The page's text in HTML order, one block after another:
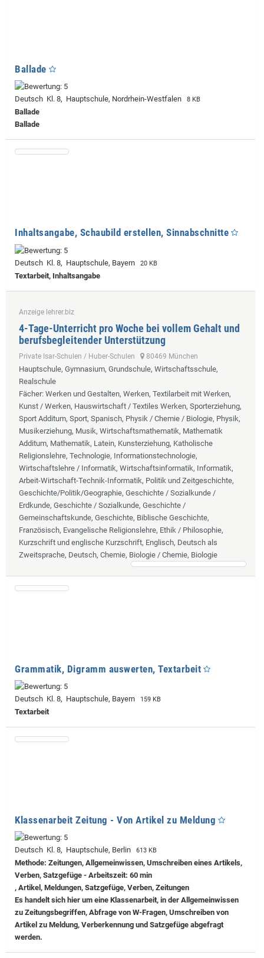
Ballade
Deutsch Kl. 8, Hauptschule, Nordrhein-Westfalen 8 KB
Ballade
Ballade
Inhaltsangabe, Schaubild erstellen, Sinnabschnitte
Deutsch Kl. 8, Hauptschule, Bayern 20 KB
Textarbeit, Inhaltsangabe
Anzeige lehrer.biz
4-Tage-Unterricht pro Woche bei vollem Gehalt und
berufsbegleitender Unterstützung
Private Isar-Schulen / Huber-Schulen 80469 München
Hauptschule, Gymnasium, Grundschule, Wirtschaftsschule,
Realschule
Fächer: Werken und Gestalten, Werken, Textilarbeit mit Werken,
Kunst / Werken, Hauswirtschaft / Textiles Werken, Sporterziehung,
Sport Additum, Sport, Spanisch, Physik / Chemie / Biologie, Physik,
Musikerziehung, Musik, Wirtschaftsmathematik, Mathematik
Additum, Mathematik, Latein, Kunsterziehung, Katholische
Religionslehre, Technologie, Informationstechnologie,
Wirtschaftslehre / Informatik, Wirtschaftsinformatik, Informatik,
Arbeit-Wirtschaft-Technik-Informatik, Politik und Zeitgeschichte,
Geschichte/Politik/Geographie, Geschichte / Sozialkunde /
Erdkunde, Geschichte / Sozialkunde, Geschichte /
Gemeinschaftskunde, Geschichte, Biblische Geschichte,
Französisch, Evangelische Religionslehre, Ethik / Philosophie,
Kurzschrift und englische Kurzschrift, Englisch, Deutsch als
Zweitsprache, Deutsch, Chemie, Biologie / Chemie, Biologie
Grammatik, Digramm auswerten, Textarbeit
Deutsch Kl. 8, Hauptschule, Bayern 159 KB
Textarbeit
Klassenarbeit Zeitung - Von Artikel zu Meldung
Deutsch Kl. 8, Hauptschule, Berlin 613 KB
Methode: Zeitungen, Allgemeinwissen, Umschreiben eines Artikels,
Verben, Satzgefüge - Arbeitszeit: 60 min
, Artikel, Meldungen, Satzgefüge, Verben, Zeitungen
Es handelt sich hier um eine Klassenarbeit, in der Allgemeinwissen
zu Zeitungsbegriffen, Abfrage von W-Fragen, Umschreiben von
Artikel zu Meldung, Verberkennung und Satzgefüge abgefragt
werden.